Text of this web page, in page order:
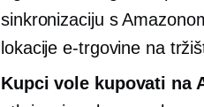
sinkronizaciju s
lokacije e-trgovine na
Kupci vole kupovati na